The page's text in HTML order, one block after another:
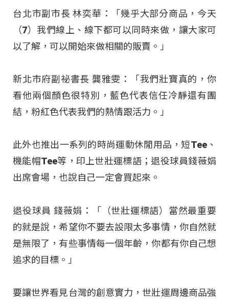
台北市副市長 林奕華：「幾乎大部分商品，今天
（7）我們線上、線下都可以同時來做，讓大家可
以了解，可以開始來做相關的販賣。」
新北市府副祕書長 龔雅雯：「我們壯寶真的，你
看他兩個顏色很特別，藍色代表信任冷靜還有團
結，粉紅色代表我們的熱情跟活力。」
此外也推出一系列的時尚運動休閒用品，短Tee、
機能帽Tee等，印上世壯運標語；退役球員錢薇娟
出席會場，也說自己一定會買起來。
退役球員 錢薇娟：「（世壯運標語）當然最重要
的就是說，希望你不要去設限太多事情，你自然就
是無限了，有些事情每一個年齡，你都有你自己想
追求的目標。」
要讓世界看見台灣的創意實力，世壯運周邊商品強